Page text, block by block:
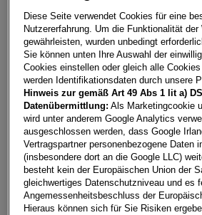
08/2025 150 PS
Kilometerstand
16.400 km Diesel
Fahrzeug &
Diese Seite verwendet Cookies für eine
Nutzererfahrung. Um die Funktionalität der
gewährleisten, wurden unbedingt
Sie können unten Ihre Auswahl der
Cookies einstellen oder gleich alle
werden Identifikationsdaten durch unsere
Hinweis zur gemäß Art 49 Abs 1 lit a)
Datenübermittlung: Als Marketingcookie
wird unter anderem Google Analytics
ausgeschlossen werden, dass Google
Vertragspartner personenbezogene Daten
(insbesondere dort an die Google LLC)
besteht kein der Europäischen Union der
gleichwertiges Datenschutzniveau und es
Angemessenheitsbeschluss der
Hieraus können sich für Sie Risiken